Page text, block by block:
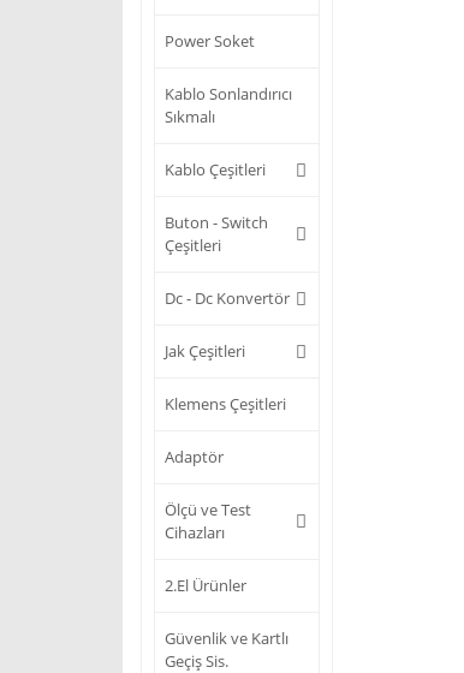
Power Soket
Kablo Sonlandırıcı
Sıkmalı
Kablo Çeşitleri
Buton - Switch
Çeşitleri
Dc - Dc Konvertör
Jak Çeşitleri
Klemens Çeşitleri
Adaptör
Ölçü ve Test
Cihazları
2.El Ürünler
Güvenlik ve Kartlı
Geçiş Sis.